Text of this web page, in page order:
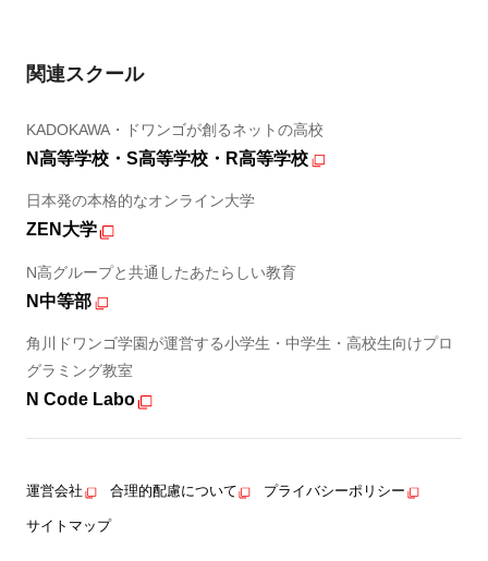
関連スクール
KADOKAWA・ドワンゴが創るネットの高校
N高等学校・S高等学校・R高等学校
日本発の本格的なオンライン大学
ZEN大学
N高グループと共通したあたらしい教育
N中等部
角川ドワンゴ学園が運営する小学生・中学生・高校生向けプロ
グラミング教室
N Code Labo
運営会社 合理的配慮について プライバシーポリシー
サイトマップ